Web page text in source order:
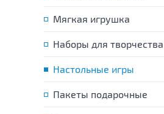
Мягкая игрушка
Наборы для творчества
Настольные игры
Пакеты подарочные